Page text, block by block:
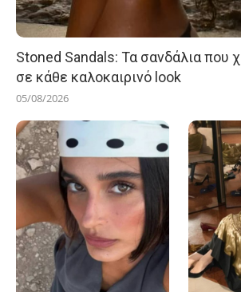
Stoned Sandals: Τα σανδάλια που
σε κάθε καλοκαιρινό look
05/08/2026